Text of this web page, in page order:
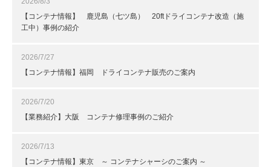
【コンテナ情報】 鹿児島（七ツ島） 20ftドライコンテナ改造（施
工中）事例の紹介
2026/7/27
【コンテナ情報】福岡 ドライコンテナ販売のご案内
2026/7/20
【業務紹介】大阪 コンテナ修理事例のご紹介
2026/7/13
【コンテナ情報】東京 ～ コンテナシャーシのご案内 ～